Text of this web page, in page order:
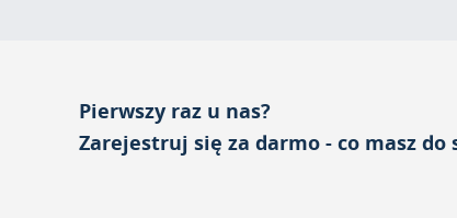
Pierwszy raz u nas?
Zarejestruj się za darmo - co masz do